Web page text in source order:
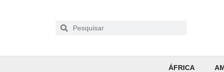
ÁFRICA